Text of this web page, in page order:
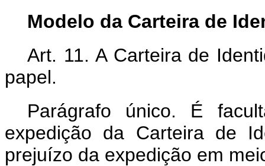
Modelo da Carteira de
Art. 11. A Carteira de
papel.
Parágrafo único. É
expedição da Carteira de
prejuízo da expedição em